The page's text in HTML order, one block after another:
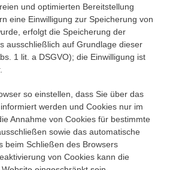
und optimierten Bereitstellung
eine Einwilligung zur Speicherung von
erfolgt die Speicherung der
ausschließlich auf Grundlage dieser
1 lit. a DSGVO); die Einwilligung ist
so einstellen, dass Sie über das
werden und Cookies nur im
Annahme von Cookies für bestimmte
sowie das automatische
beim Schließen des Browsers
von Cookies kann die